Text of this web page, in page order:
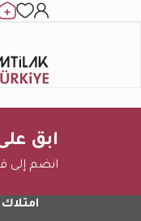
ابق
انضم إلى
امتلاك